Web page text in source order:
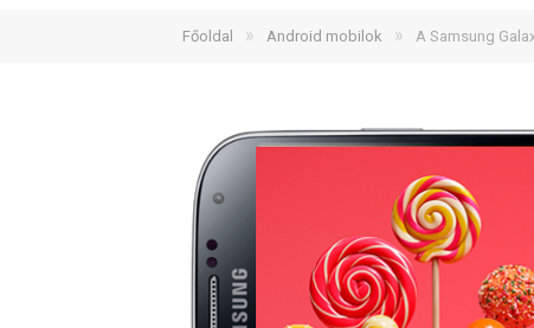
Főoldal » Android mobilok » A Samsung